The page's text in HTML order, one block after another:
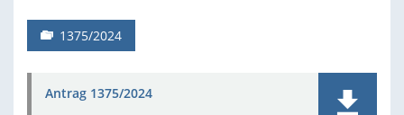
1375/2024
Antrag 1375/2024